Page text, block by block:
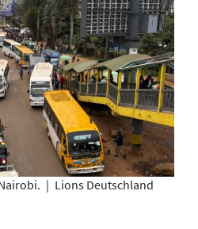
| Lions Deutschland